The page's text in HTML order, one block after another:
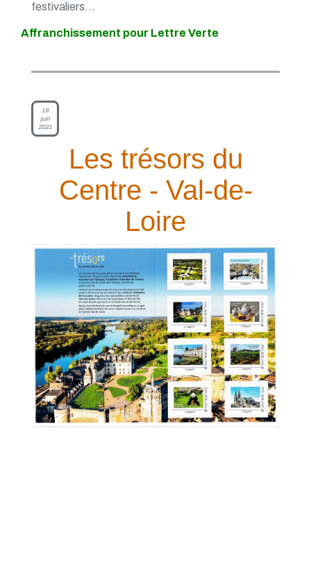
festivaliers...
Affranchissement pour Lettre Verte
18
juin
2021
Les trésors du
Centre - Val-de-
Loire